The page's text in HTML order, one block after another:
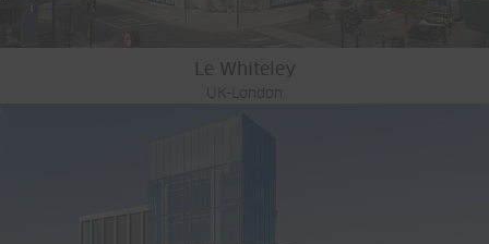
Le Whiteley
UK-London